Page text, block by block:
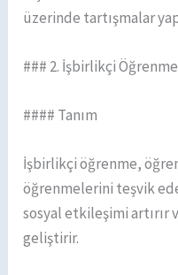
üzerinde tartışmalar
### 2. İşbirlikçi Öğrenme
#### Tanım
İşbirlikçi öğrenme,
öğrenmelerini teşvik
sosyal etkileşimi artırır
geliştirir.